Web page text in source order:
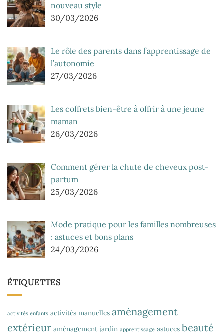
nouveau style
30/03/2026
Le rôle des parents dans l’apprentissage de
l’autonomie
27/03/2026
Les coffrets bien-être à offrir à une jeune
maman
26/03/2026
Comment gérer la chute de cheveux post-
partum
25/03/2026
Mode pratique pour les familles nombreuses
: astuces et bons plans
24/03/2026
ÉTIQUETTES
activités enfants activités manuelles aménagement
extérieur aménagement jardin apprentissage astuces beauté